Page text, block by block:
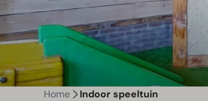
Home Indoor speeltuin